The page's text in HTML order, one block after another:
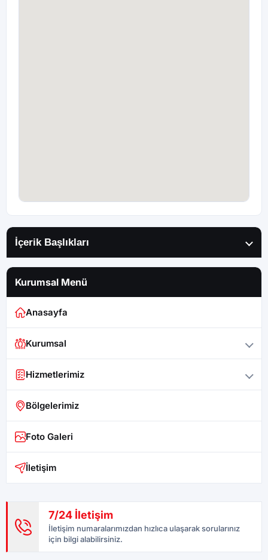
İçerik Başlıkları
Kurumsal Menü
Anasayfa
Kurumsal
Hizmetlerimiz
Bölgelerimiz
Foto Galeri
İletişim
7/24 İletişim
İletişim numaralarımızdan hızlıca ulaşarak sorularınız
için bilgi alabilirsiniz.